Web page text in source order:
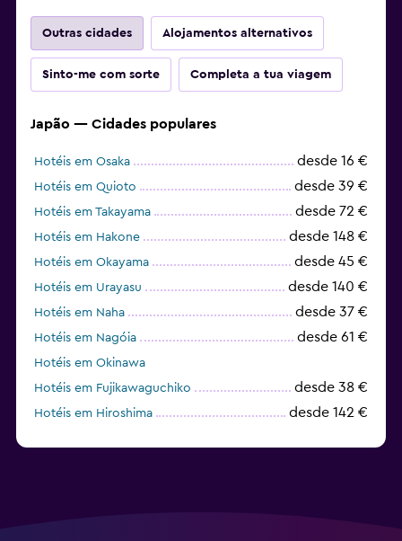
Outras cidades Alojamentos alternativos
Sinto-me com sorte Completa a tua viagem
Japão — Cidades populares
Hotéis em Osaka desde 16 €
Hotéis em Quioto desde 39 €
Hotéis em Takayama desde 72 €
Hotéis em Hakone desde 148 €
Hotéis em Okayama desde 45 €
Hotéis em Urayasu desde 140 €
Hotéis em Naha desde 37 €
Hotéis em Nagóia desde 61 €
Hotéis em Okinawa
Hotéis em Fujikawaguchiko
desde 38 €
Hotéis em Hiroshima desde 142 €